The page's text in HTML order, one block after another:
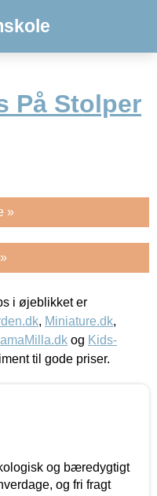
På Stolper
»
i øjeblikket er
, Miniature.dk,
og Kids-
til gode priser.
og bæredygtigt
og fri fragt